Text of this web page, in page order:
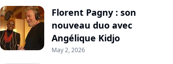
Florent Pagny : son
nouveau duo avec
Angélique Kidjo
May 2, 2026